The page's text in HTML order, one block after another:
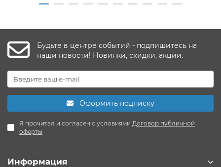
Будьте в центре событий - подпишитесь на
наши новости! Новинки, скидки, акции.
Оформить подписку
Я прочитал и согласен с условиями Договор публичной
оферты
Информация